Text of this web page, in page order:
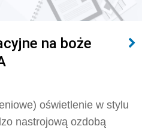
na boże
oświetlenie w stylu
nastrojową ozdobą